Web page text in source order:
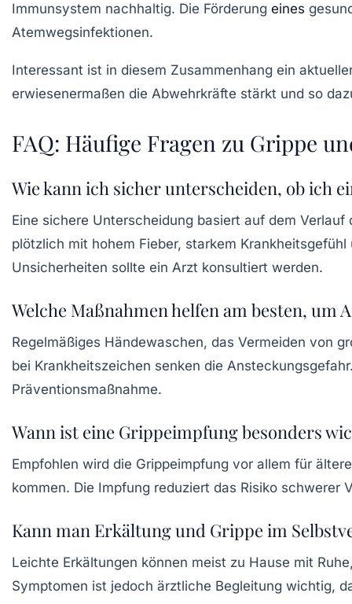
Immunsystem nachhaltig. Die Förderung eines
Atemwegsinfektionen.
Interessant ist in diesem Zusammenhang ein
erwiesenermaßen die Abwehrkräfte stärkt und so
FAQ: Häufige Fragen zu Grippe
Wie kann ich sicher unterscheiden, ob ich
Eine sichere Unterscheidung basiert auf dem
plötzlich mit hohem Fieber, starkem
Unsicherheiten sollte ein Arzt konsultiert werden.
Welche Maßnahmen helfen am besten, um
Regelmäßiges Händewaschen, das Vermeiden von
bei Krankheitszeichen senken die
Präventionsmaßnahme.
Wann ist eine Grippeimpfung besonders
Empfohlen wird die Grippeimpfung vor allem für
kommen. Die Impfung reduziert das Risiko
Kann man Erkältung und Grippe im
Leichte Erkältungen können meist zu Hause mit
Symptomen ist jedoch ärztliche Begleitung wichtig,